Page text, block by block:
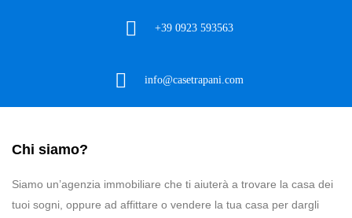
+39 0923 593563
info@casetrapani.com
Chi siamo?
Siamo un’agenzia immobiliare che ti aiuterà a trovare la casa dei
tuoi sogni, oppure ad affittare o vendere la tua casa per dargli